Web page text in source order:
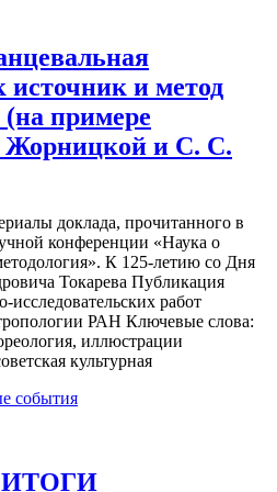
и метод
(на примере
Жорницкой и С. С.
доклада, прочитанного в
конференции «Наука о
К 125-летию со Дня
Токарева Публикация
работ
РАН Ключевые слова:
иллюстрации
культурная
события
ИТОГИ